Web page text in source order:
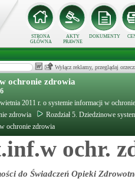
STRONA
GŁÓWNA
AKTY
PRAWNE
DOKUMENTY
Wyłącz reklamy, przeglądaj
ochronie zdrowia
2011 r. o systemie informacji w
zdrowia
Rozdział 5. Dziedzinowe
ochronie zdrowia
ochr.
do Świadczeń Opieki